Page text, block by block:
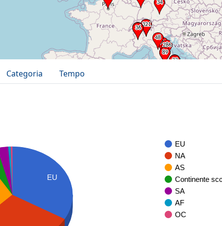
Categoria
Tempo
EU
NA
AS
Continente
SA
AF
OC
EU